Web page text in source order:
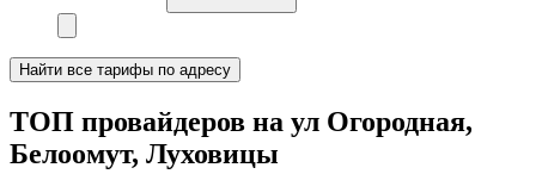
Найти все тарифы по адресу
ТОП провайдеров на ул Огородная,
Белоомут, Луховицы